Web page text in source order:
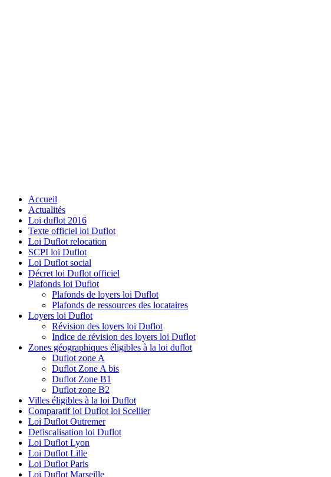
Accueil
Actualités
Loi duflot 2016
Texte officiel loi Duflot
Loi Duflot relocation
SCPI loi Duflot
Loi Duflot social
Décret loi Duflot officiel
Plafonds loi Duflot
Plafonds de loyers loi Duflot
Plafonds de ressources des locataires
Loyers loi Duflot
Révision des loyers loi Duflot
Indice de révision des loyers loi Duflot
Zones géographiques éligibles à la loi duflot
Duflot zone A
Duflot Zone A bis
Duflot Zone B1
Duflot zone B2
Villes éligibles à la loi Duflot
Comparatif loi Duflot loi Scellier
Loi Duflot Outremer
Defiscalisation loi Duflot
Loi Duflot Lyon
Loi Duflot Lille
Loi Duflot Paris
Loi Duflot Marseille